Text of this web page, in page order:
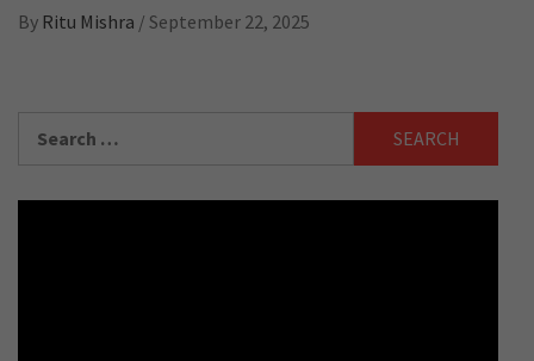
By Ritu Mishra / September 22, 2025
for: